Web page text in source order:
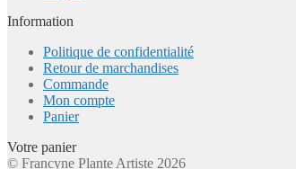
Information
Politique de confidentialité
Retour de marchandises
Commande
Mon compte
Panier
Votre panier
© Francyne Plante Artiste 2026